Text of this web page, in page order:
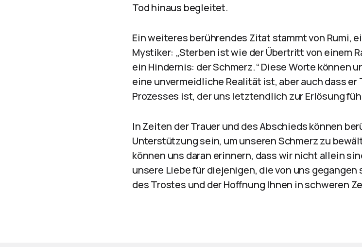
Tod hinaus begleitet.
Ein weiteres berührendes Zitat stammt von Rumi,
Mystiker: „Sterben ist wie der Übertritt von einem
ein Hindernis: der Schmerz.“ Diese Worte können
eine unvermeidliche Realität ist, aber auch dass
Prozesses ist, der uns letztendlich zur Erlösung
In Zeiten der Trauer und des Abschieds können
Unterstützung sein, um unseren Schmerz zu
können uns daran erinnern, dass wir nicht allein
unsere Liebe für diejenigen, die von uns
des Trostes und der Hoffnung Ihnen in schweren